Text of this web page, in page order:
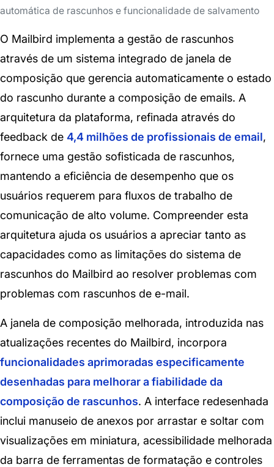
automática de rascunhos e funcionalidade de salvamento
O Mailbird implementa a gestão de rascunhos
através de um sistema integrado de janela de
composição que gerencia automaticamente o estado
do rascunho durante a composição de emails. A
arquitetura da plataforma, refinada através do
feedback de 4,4 milhões de profissionais de email,
fornece uma gestão sofisticada de rascunhos,
mantendo a eficiência de desempenho que os
usuários requerem para fluxos de trabalho de
comunicação de alto volume. Compreender esta
arquitetura ajuda os usuários a apreciar tanto as
capacidades como as limitações do sistema de
rascunhos do Mailbird ao resolver problemas com
problemas com rascunhos de e-mail.
A janela de composição melhorada, introduzida nas
atualizações recentes do Mailbird, incorpora
funcionalidades aprimoradas especificamente
desenhadas para melhorar a fiabilidade da
composição de rascunhos. A interface redesenhada
inclui manuseio de anexos por arrastar e soltar com
visualizações em miniatura, acessibilidade melhorada
da barra de ferramentas de formatação e controles